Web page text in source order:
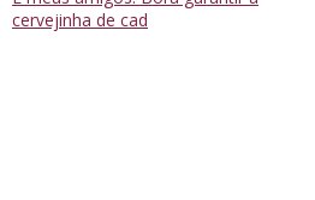
cervejinha de cad